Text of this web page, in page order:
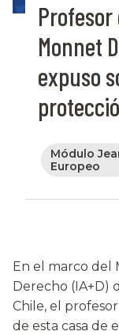
Profesor
Monnet
expuso
Módulo
Europeo
En el marco del
Derecho (IA+D)
Chile, el
de esta casa de